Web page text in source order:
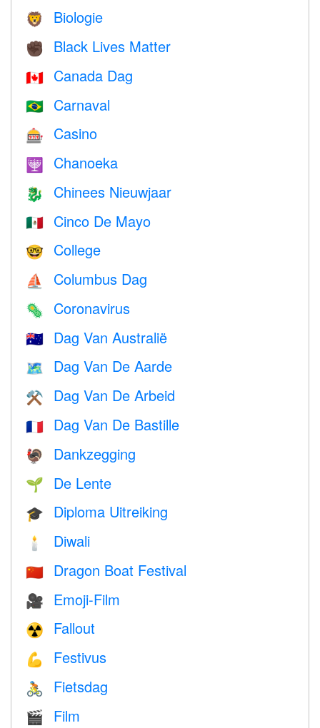
🦁 Biologie
✊🏿 Black Lives Matter
🇨🇦 Canada Dag
🇧🇷 Carnaval
🎰 Casino
🕎 Chanoeka
🐉 Chinees Nieuwjaar
🇲🇽 Cinco De Mayo
🤓 College
⛵️ Columbus Dag
🦠 Coronavirus
🇦🇺 Dag Van Australië
🗺️ Dag Van De Aarde
⚒️ Dag Van De Arbeid
🇫🇷 Dag Van De Bastille
🦃 Dankzegging
🌱 De Lente
🎓 Diploma Uitreiking
🕯 Diwali
🇨🇳 Dragon Boat Festival
🎥 Emoji-Film
☢️ Fallout
💪 Festivus
🚴 Fietsdag
🎬 Film